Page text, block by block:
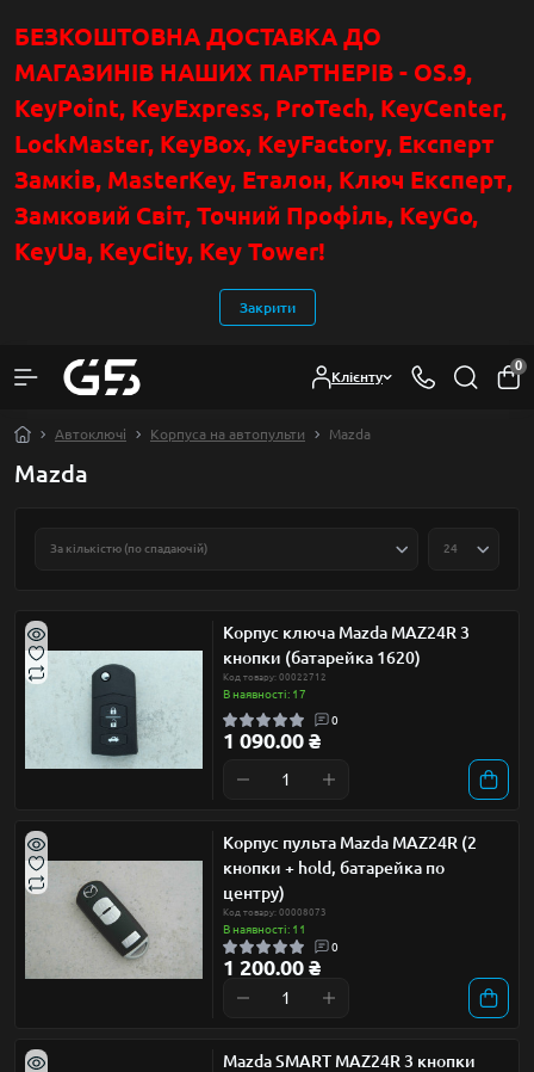
БЕЗКОШТОВНА ДОСТАВКА ДО
МАГАЗИНІВ НАШИХ ПАРТНЕРІВ - OS.9,
KeyPoint, KeyExpress, ProTech, KeyCenter,
LockMaster, KeyBox, KeyFactory, Експерт
Замків, MasterKey, Еталон, Ключ Експерт,
Замковий Світ, Точний Профіль, KeyGo,
KeyUa, KeyCity, Key Tower!
Закрити
Клієнту
0
Автоключі Корпуса на автопульти Mazda
Mazda
Корпус ключа Mazda MAZ24R 3
кнопки (батарейка 1620)
Код товару: 00022712
В наявності: 17
0
1 090.00 ₴
Корпус пульта Mazda MAZ24R (2
кнопки + hold, батарейка по
центру)
Код товару: 00008073
В наявності: 11
0
1 200.00 ₴
Mazda SMART MAZ24R 3 кнопки